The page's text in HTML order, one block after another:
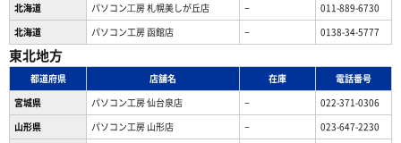
北海道
パソコン⼯房 札幌美しが丘店 −
011-889-6730
北海道
パソコン工房 函館店 − 0138-34-5777
東北地方
都道府県 店舗名 在庫
電話番号
宮城県
パソコン工房 仙台泉店 −
022-371-0306
山形県
パソコン工房 山形店 −
023-647-2230